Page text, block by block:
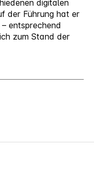
digitalen
der Führung hat er
entsprechend
zum Stand der